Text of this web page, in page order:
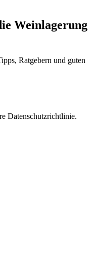
Weinlagerung
Ratgebern und guten
Datenschutzrichtlinie.